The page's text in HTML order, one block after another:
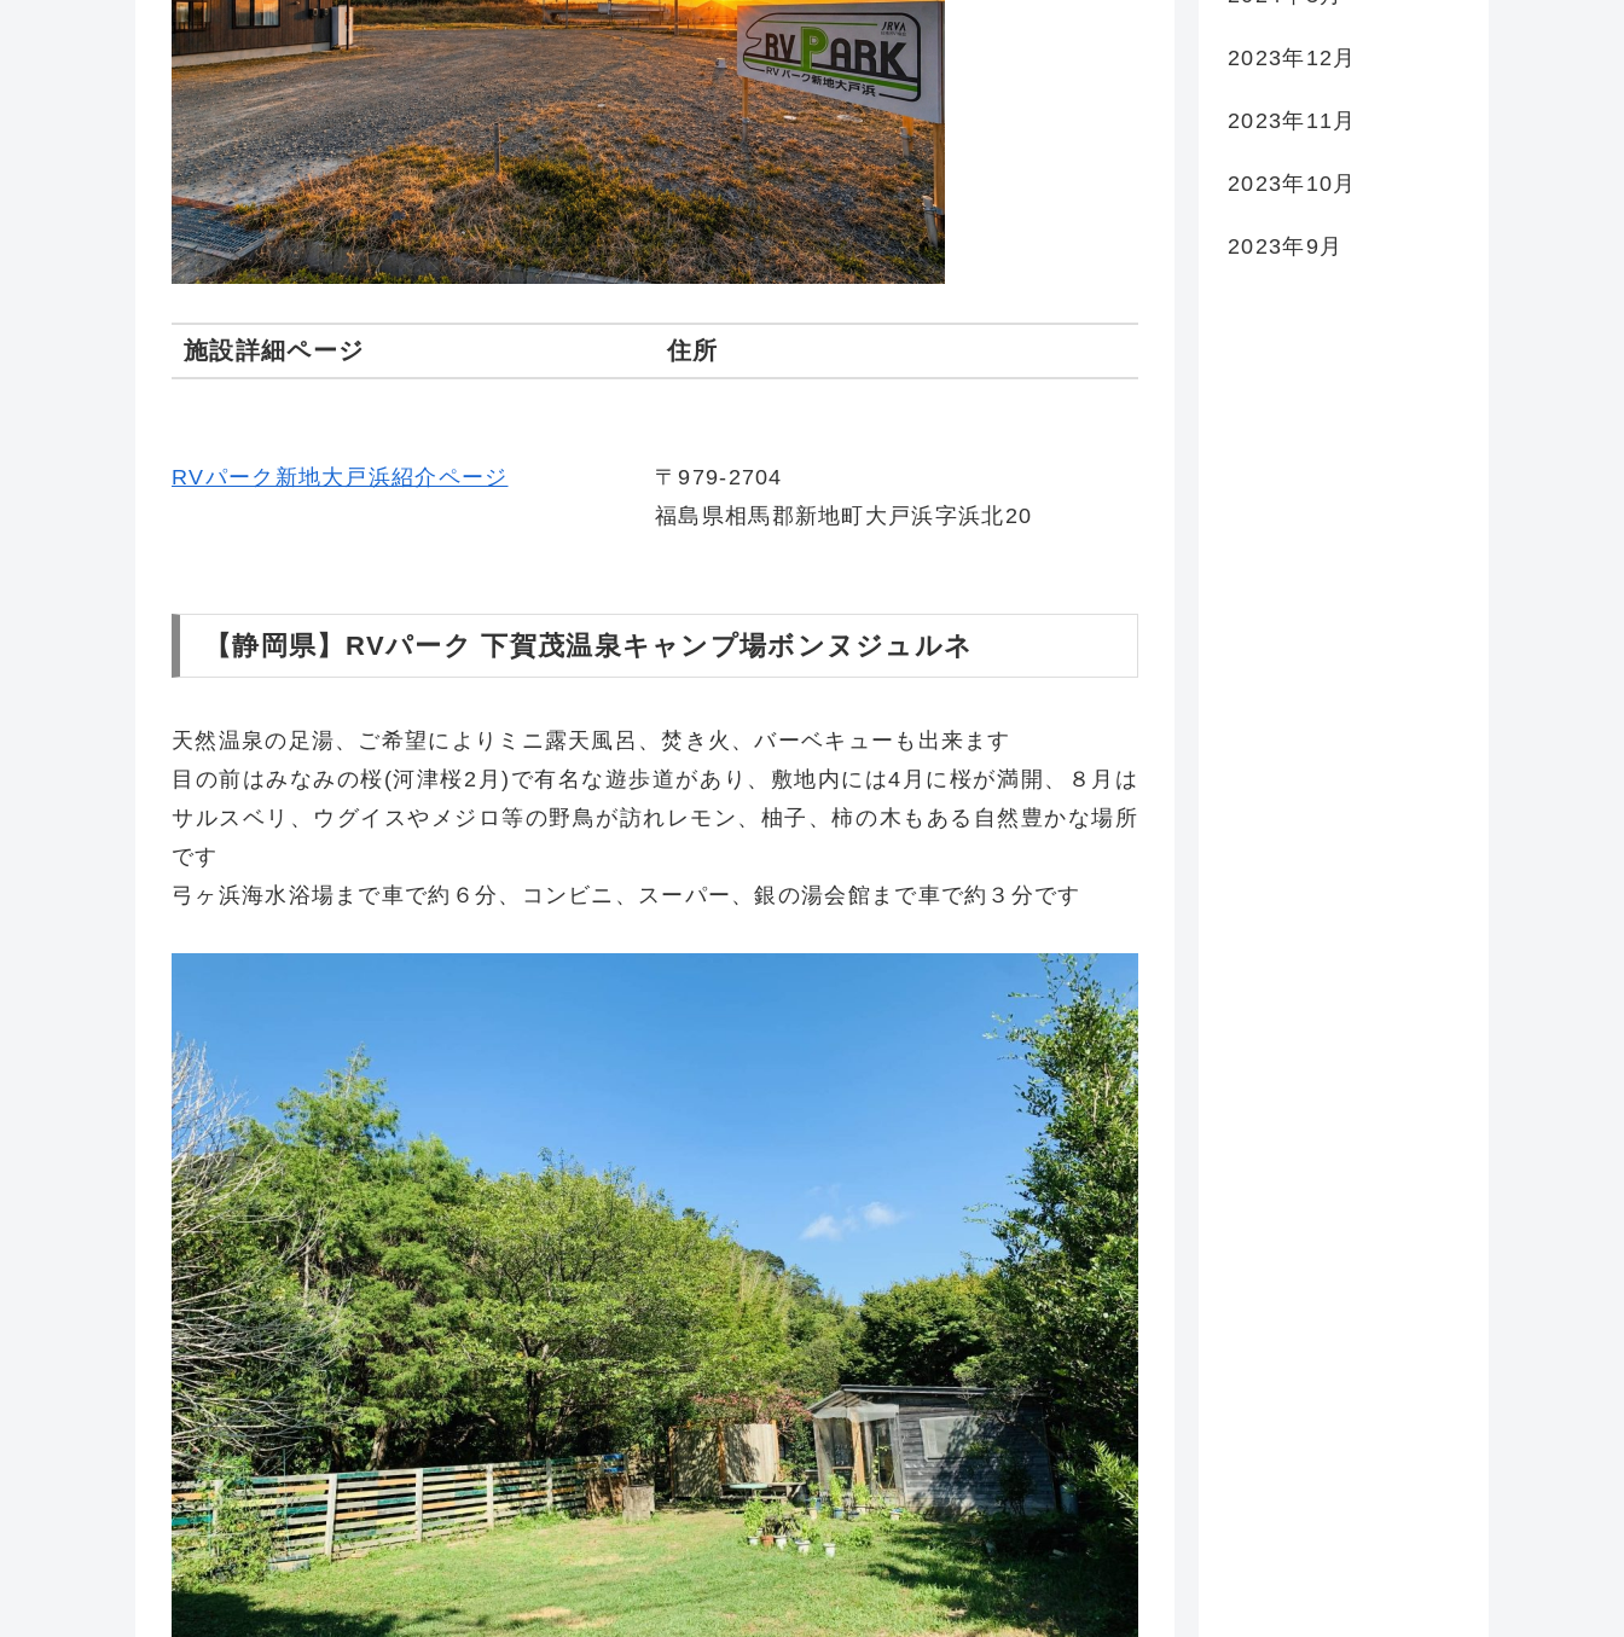
施設詳細ページ 住所
RVパーク新地大戸浜紹介ページ
〒979-2704
福島県相馬郡新地町大戸浜字浜北20
【静岡県】RVパーク 下賀茂温泉キャンプ場ボンヌジュルネ
天然温泉の足湯、ご希望によりミニ露天風呂、焚き火、バーベキューも出来ます
目の前はみなみの桜(河津桜2月)で有名な遊歩道があり、敷地内には4月に桜が満開、８月は
サルスベリ、ウグイスやメジロ等の野鳥が訪れレモン、柚子、柿の木もある自然豊かな場所
です
弓ヶ浜海水浴場まで車で約６分、コンビニ、スーパー、銀の湯会館まで車で約３分です
2023年12月
2023年11月
2023年10月
2023年9月